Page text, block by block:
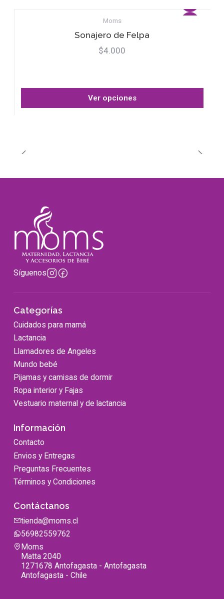
Moms
Sonajero de Felpa
$4.000
Ver opciones
Síguenos
Categorías
Cuidados para mamá
Lactancia
Llamadores de Angeles
Mundo bebé
Pijamas y camisas de dormir
Ropa interior y Fajas
Vestuario maternal y de lactancia
Información
Contacto
Envios y Entregas
Preguntas Frecuentes
Términos y Condiciones
Contáctanos
tienda@moms.cl
56982559762
Moms
Matta 2040
1271678 Antofagasta - Antofagasta
Antofagasta - Chile